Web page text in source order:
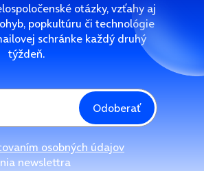
otázky, vzťahy aj
popkultúru či technológie
schránke každý druhý
týždeň.
Odoberať
osobných údajov
newslettra